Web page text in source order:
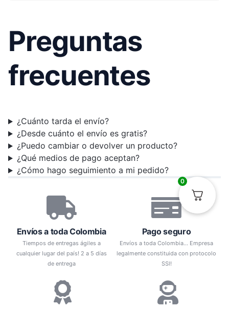
Preguntas
frecuentes
¿Cuánto tarda el envío?
¿Desde cuánto el envío es gratis?
¿Puedo cambiar o devolver un producto?
¿Qué medios de pago aceptan?
¿Cómo hago seguimiento a mi pedido?
Envíos a toda Colombia
Tiempos de entregas ágiles a
cualquier lugar del país! 2 a 5 días
de entrega
Pago seguro
Envíos a toda Colombia... Empresa
legalmente constituida con protocolo
SSl!
0